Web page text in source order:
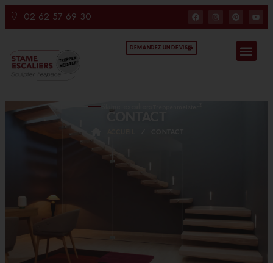
02 62 57 69 30
DEMANDEZ UN DEVIS
CONTACT